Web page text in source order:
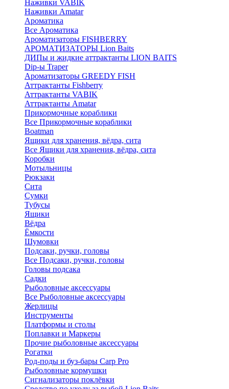
Наживки VABIK
Наживки Amatar
Ароматика
Все Ароматика
Ароматизаторы FISHBERRY
АРОМАТИЗАТОРЫ Lion Baits
ДИПы и жидкие аттрактанты LION BAITS
Dip-ы Traper
Ароматизаторы GREEDY FISH
Аттрактанты Fishberry
Аттрактанты VABIK
Аттрактанты Amatar
Прикормочные кораблики
Все Прикормочные кораблики
Boatman
Ящики для хранения, вёдра, сита
Все Ящики для хранения, вёдра, сита
Коробки
Мотыльницы
Рюкзаки
Сита
Сумки
Тубусы
Ящики
Вёдра
Ёмкости
Шумовки
Подсаки, ручки, головы
Все Подсаки, ручки, головы
Головы подсака
Садки
Рыболовные аксессуары
Все Рыболовные аксессуары
Жерлицы
Инструменты
Платформы и столы
Поплавки и Маркеры
Прочие рыболовные аксессуары
Рогатки
Род-поды и буз-бары Carp Pro
Рыболовные кормушки
Сигнализаторы поклёвки